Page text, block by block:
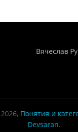
Вячеслав
Понятия и
Devsaran.